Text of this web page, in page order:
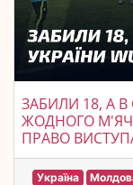
ЗАБИЛИ 18, А
ЖОДНОГО
ПРАВО
Україна